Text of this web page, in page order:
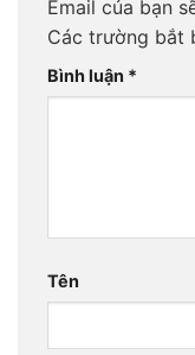
Email của bạn
Các trường bắt
Bình luận *
Tên